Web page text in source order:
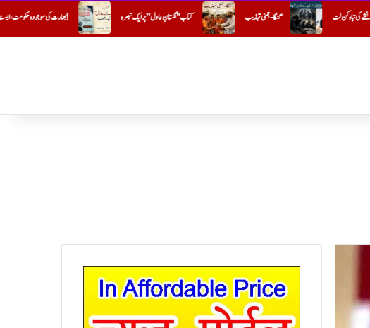
سفید چادر( مختصر افسانہ) بھارت کی موجودہ حکومت،ایسٹ انڈیا کمپنی کی راہ پر! کتاب "گلستانِ عادل” پر ایک تبصرہ